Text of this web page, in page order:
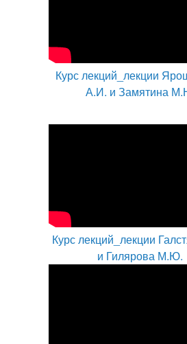
Курс лекций_лекции
А.И. и Замятина
Курс лекций_лекции
и Гилярова М.Ю.